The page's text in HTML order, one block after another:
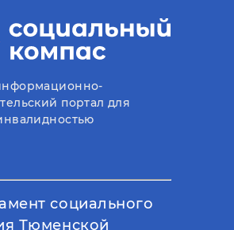
портал для
социального
Тюменской